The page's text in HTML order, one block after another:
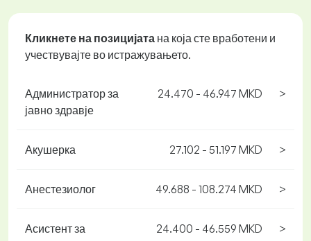
Кликнете на позицијата на која сте вработени и
учествувајте во истражувањето.
Администратор за
јавно здравје
24.470 - 46.947 MKD >
Акушерка 27.102 - 51.197 MKD >
Анестезиолог 49.688 - 108.274 MKD >
Асистент за
24.400 - 46.559 MKD >